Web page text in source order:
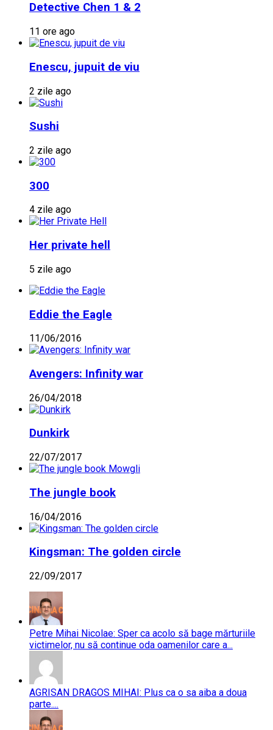
Detective Chen 1 & 2
11 ore ago
Enescu, jupuit de viu
2 zile ago
Sushi
2 zile ago
300
4 zile ago
Her private hell
5 zile ago
Eddie the Eagle
11/06/2016
Avengers: Infinity war
26/04/2018
Dunkirk
22/07/2017
The jungle book
16/04/2016
Kingsman: The golden circle
22/09/2017
Petre Mihai Nicolae: Sper ca acolo să bage mărturiile
victimelor, nu să continue oda oamenilor care a...
AGRISAN DRAGOS MIHAI: Plus ca o sa aiba a doua
parte....